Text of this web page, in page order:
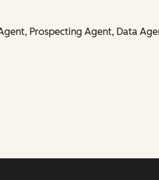
Prospecting Agent, Data